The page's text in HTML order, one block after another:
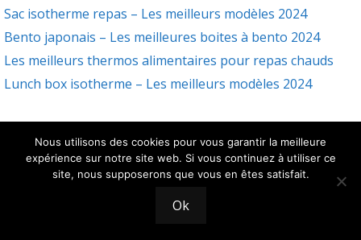
Sac isotherme repas – Les meilleurs modèles 2024
Bento japonais – Les meilleures boites à bento 2024
Les meilleurs thermos alimentaires pour repas chauds
Lunch box isotherme – Les meilleurs modèles 2024
No products found.
Nous utilisons des cookies pour vous garantir la meilleure
expérience sur notre site web. Si vous continuez à utiliser ce
site, nous supposerons que vous en êtes satisfait.
Ok